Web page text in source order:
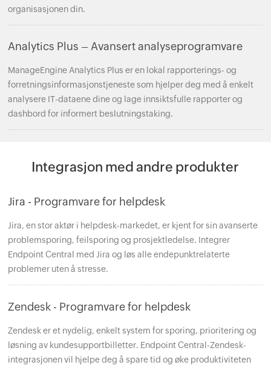
organisasjonen din.
Analytics Plus – Avansert analyseprogramvare
ManageEngine Analytics Plus er en lokal rapporterings- og
forretningsinformasjonstjeneste som hjelper deg med å enkelt
analysere IT-dataene dine og lage innsiktsfulle rapporter og
dashbord for informert beslutningstaking.
Integrasjon med andre produkter
Jira - Programvare for helpdesk
Jira, en stor aktør i helpdesk-markedet, er kjent for sin avanserte
problemsporing, feilsporing og prosjektledelse. Integrer
Endpoint Central med Jira og løs alle endepunktrelaterte
problemer uten å stresse.
Zendesk - Programvare for helpdesk
Zendesk er et nydelig, enkelt system for sporing, prioritering og
løsning av kundesupportbilletter. Endpoint Central-Zendesk-
integrasjonen vil hjelpe deg å spare tid og øke produktiviteten